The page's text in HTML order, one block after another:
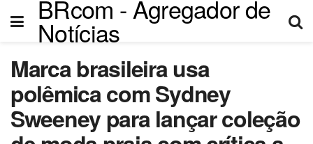
panel
panel
paketleri
BRcom - Agregador de
Notícias
Marca brasileira usa
polêmica com Sydney
Sweeney para lançar coleção